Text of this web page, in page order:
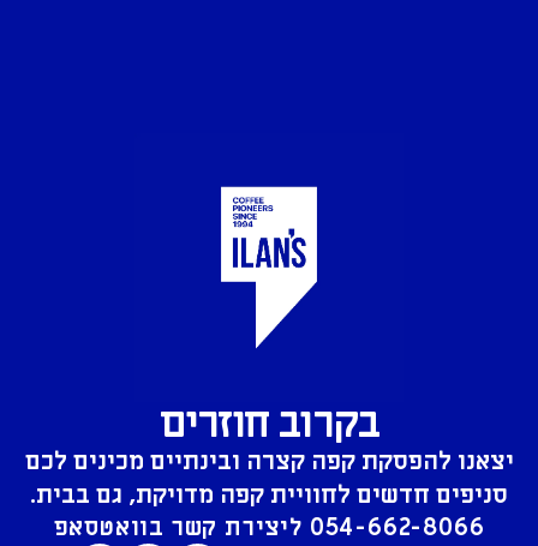
בקרוב חוזרים
יצאנו להפסקת קפה קצרה ובינתיים מכינים לכם
סניפים חדשים לחוויית קפה מדויקת, גם בבית.
054-662-8066